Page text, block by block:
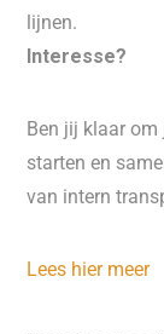
lijnen.
Interesse?
Ben jij klaar
starten en
van intern
Lees hier meer